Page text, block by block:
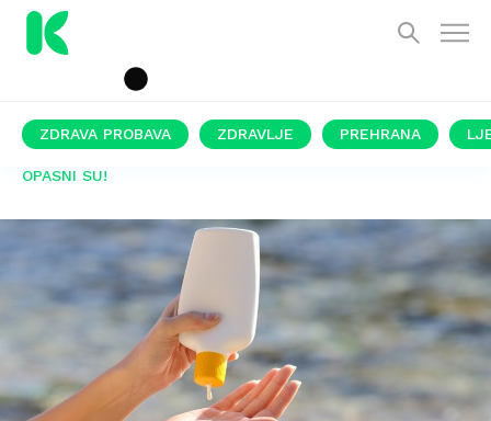
ZDRAVA PROBAVA ZDRAVLJE PREHRANA
OPASNI SU!